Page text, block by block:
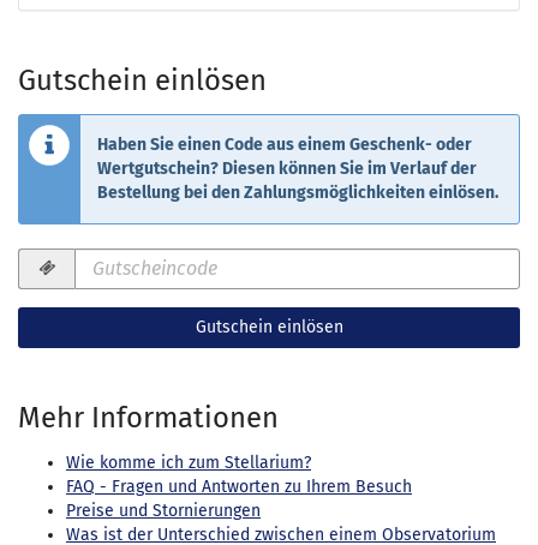
Gutschein einlösen
Haben Sie einen Code aus einem Geschenk- oder
Wertgutschein? Diesen können Sie im Verlauf der
Bestellung bei den Zahlungsmöglichkeiten einlösen.
Gutscheincode
erforderlich
Gutschein einlösen
Mehr Informationen
Wie komme ich zum Stellarium?
FAQ - Fragen und Antworten zu Ihrem Besuch
Preise und Stornierungen
Was ist der Unterschied zwischen einem Observatorium